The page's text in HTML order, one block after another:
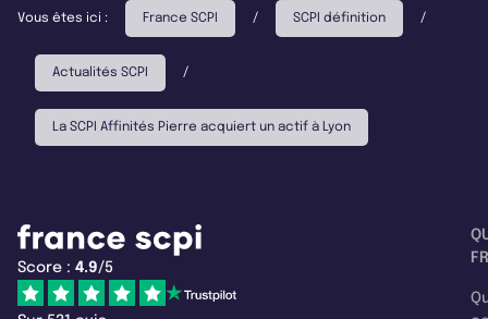
Vous êtes ici : France SCPI / SCPI définition /
Actualités SCPI /
La SCPI Affinités Pierre acquiert un actif à Lyon
Score : 4.9/5